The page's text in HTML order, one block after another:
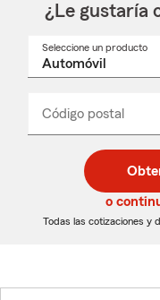
¿Le gustaría
Seleccione un producto
Código postal
de
5
de
5
_____
o
Todas las cotizaciones y